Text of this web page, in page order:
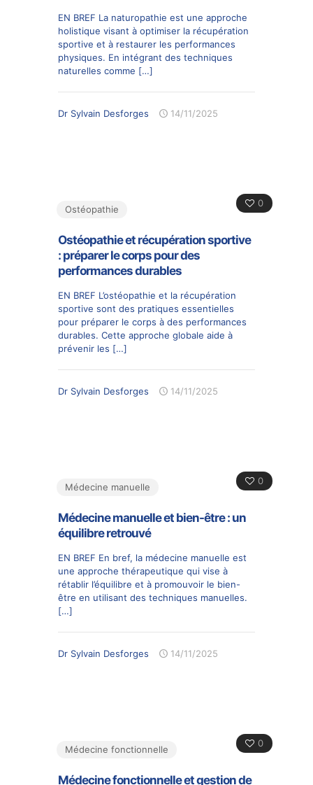
EN BREF La naturopathie est une approche
holistique visant à optimiser la récupération
sportive et à restaurer les performances
physiques. En intégrant des techniques
naturelles comme […]
Dr Sylvain Desforges 14/11/2025
0
Ostéopathie
Ostéopathie et récupération sportive
: préparer le corps pour des
performances durables
EN BREF L’ostéopathie et la récupération
sportive sont des pratiques essentielles
pour préparer le corps à des performances
durables. Cette approche globale aide à
prévenir les […]
Dr Sylvain Desforges 14/11/2025
0
Médecine manuelle
Médecine manuelle et bien-être : un
équilibre retrouvé
EN BREF En bref, la médecine manuelle est
une approche thérapeutique qui vise à
rétablir l’équilibre et à promouvoir le bien-
être en utilisant des techniques manuelles.
[…]
Dr Sylvain Desforges 14/11/2025
0
Médecine fonctionnelle
Médecine fonctionnelle et gestion de